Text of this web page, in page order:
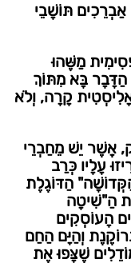
אַבְרֵכִים תּוֹשָׁבֵי
מַשֶּׁהוּ
הַדָּבָר בָּא מִתּוֹךְ
קָרָה, וְלֹא
אֲשֶׁר יֵשׁ מֵחַבְרֵי
עָלָיו כְּרַב
הַדּוֹגֶלֶת
הַ"שִׁיטָה
הָעוֹסְקִים
וְהַיָּם הַחַם
שֶׁצָּפוּ אֶת